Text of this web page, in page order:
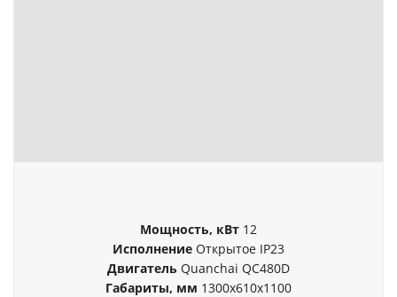
Мощность, кВт 12
Исполнение Открытое IP23
Двигатель Quanchai QC480D
Габариты, мм 1300х610х1100